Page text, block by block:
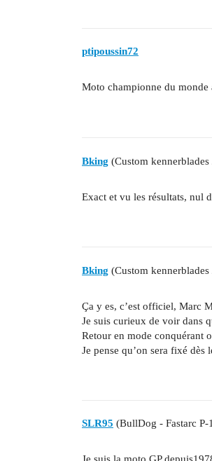
ptipoussin72
Moto championne du
Bking (Custom
Exact et vu les résultats, nul
Bking (Custom
Ça y es, c’est officiel, Marc
Je suis curieux de voir dans
Retour en mode conquérant
Je pense qu’on sera fixé dès
SLR95 (BullDog - Fastarc